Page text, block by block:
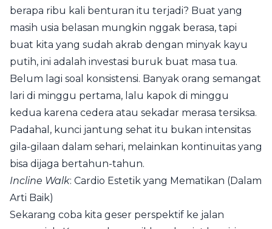
berapa ribu kali benturan itu terjadi? Buat yang
masih usia belasan mungkin nggak berasa, tapi
buat kita yang sudah akrab dengan minyak kayu
putih, ini adalah investasi buruk buat masa tua.
Belum lagi soal konsistensi. Banyak orang semangat
lari di minggu pertama, lalu kapok di minggu
kedua karena cedera atau sekadar merasa tersiksa.
Padahal, kunci jantung sehat itu bukan intensitas
gila-gilaan dalam sehari, melainkan kontinuitas yang
bisa dijaga bertahun-tahun.
Incline Walk: Cardio Estetik yang Mematikan (Dalam
Arti Baik)
Sekarang coba kita geser perspektif ke jalan